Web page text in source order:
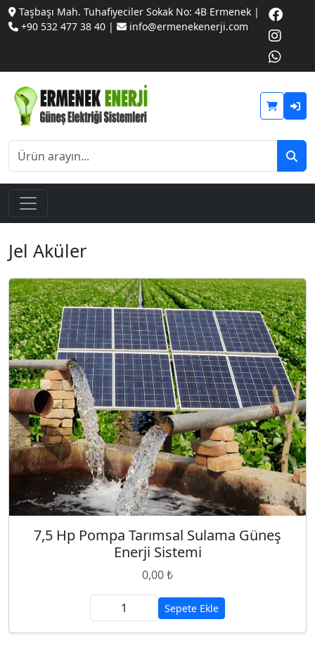
Taşbaşı Mah. Tuhafiyeciler Sokak No: 4B Ermenek |
+90 532 477 38 40 |
info@ermenekenerji.com
Jel Aküler
7,5 Hp Pompa Tarımsal Sulama Güneş
Enerji Sistemi
0,00 ₺
Sepete Ekle